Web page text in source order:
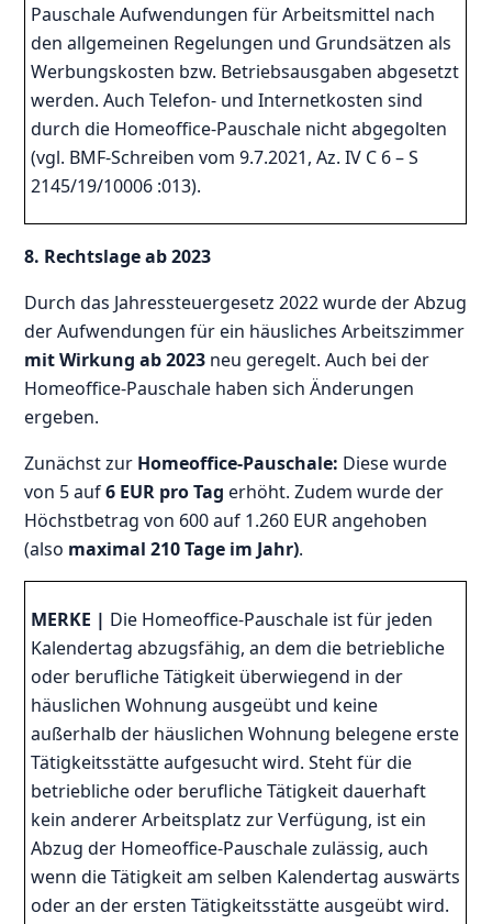
Pauschale Aufwendungen für Arbeitsmittel nach
den allgemeinen Regelungen und Grundsätzen als
Werbungskosten bzw. Betriebsausgaben abgesetzt
werden. Auch Telefon- und Internetkosten sind
durch die Homeoffice-Pauschale nicht abgegolten
(vgl. BMF-Schreiben vom 9.7.2021, Az. IV C 6 – S
2145/19/10006 :013).
8. Rechtslage ab 2023
Durch das Jahressteuergesetz 2022 wurde der Abzug
der Aufwendungen für ein häusliches Arbeitszimmer
mit Wirkung ab 2023 neu geregelt. Auch bei der
Homeoffice-Pauschale haben sich Änderungen
ergeben.
Zunächst zur Homeoffice-Pauschale: Diese wurde
von 5 auf6 EUR pro Tag erhöht. Zudem wurde der
Höchstbetrag von 600 auf 1.260 EUR angehoben
(also maximal 210 Tage im Jahr).
MERKE | Die Homeoffice-Pauschale ist für jeden
Kalendertag abzugsfähig, an dem die betriebliche
oder berufliche Tätigkeit überwiegend in der
häuslichen Wohnung ausgeübt und keine
außerhalb der häuslichen Wohnung belegene erste
Tätigkeitsstätte aufgesucht wird. Steht für die
betriebliche oder berufliche Tätigkeit dauerhaft
kein anderer Arbeitsplatz zur Verfügung, ist ein
Abzug der Homeoffice-Pauschale zulässig, auch
wenn die Tätigkeit am selben Kalendertag auswärts
oder an der ersten Tätigkeitsstätte ausgeübt wird.